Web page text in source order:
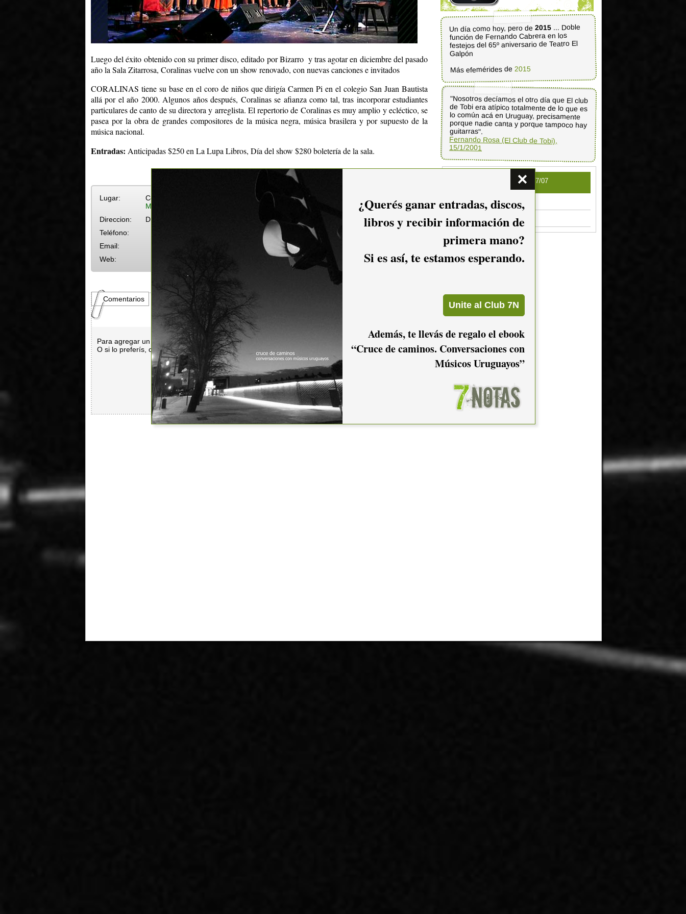
Luego del éxito obtenido con su primer disco, editado por Bizarro y tras agotar en diciembre del pasado
año la Sala Zitarrosa, Coralinas vuelve con un show renovado, con nuevas canciones e invitados
CORALINAS tiene su base en el coro de niños que dirigía Carmen Pi en el colegio San Juan Bautista
allá por el año 2000. Algunos años después, Coralinas se afianza como tal, tras incorporar estudiantes
particulares de canto de su directora y arreglista. El repertorio de Coralinas es muy amplio y ecléctico, se
pasea por la obra de grandes compositores de la música negra, música brasilera y por supuesto de la
música nacional.
Entradas: Anticipadas $250 en La Lupa Libros, Día del show $280 boletería de la sala.
Lugar:
Centro Cultural La Experimental
Más eventos en Centro Cultural La Experimental
Direccion:
Dr. Decroly 4971
Teléfono:
Email:
Web:
Comentarios
Para agregar un comentario es necesario hacer
O si lo preferís, con
Facebook
Un día como hoy, pero de2015 ... Doble
función de Fernando Cabrera en los
festejos del 65º aniversario de Teatro El
Galpón
Más efemérides de 2015
"Nosotros decíamos el otro día que El club
de Tobi era atípico totalmente de lo que es
lo común acá en Uruguay, precisamente
porque nadie canta y porque tampoco hay
guitarras".
Fernando Rosa (El Club de Tobi),
15/1/2001
Otros eventos para el 27/07
14.00 Domingo Amigo 2014
22.00 Los Tres Mosqueteros
¿Querés ganar entradas, discos,
libros y recibir información de
primera mano?
Si es así, te estamos esperando.
Además, te llevás de regalo el ebook
“Cruce de caminos. Conversaciones con
Músicos Uruguayos”